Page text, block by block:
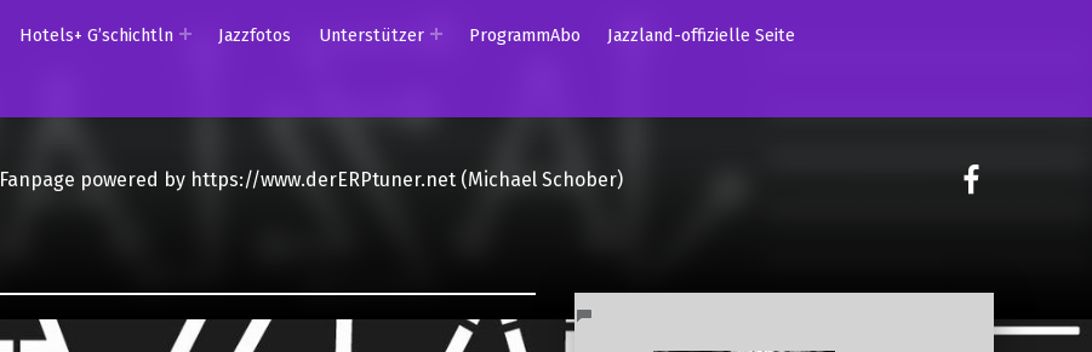
Hotels+ G’schichtln Jazzfotos Unterstützer ProgrammAbo Jazzland-offizielle Seite
Fanpage powered by https://www.derERPtuner.net (Michael Schober)
on